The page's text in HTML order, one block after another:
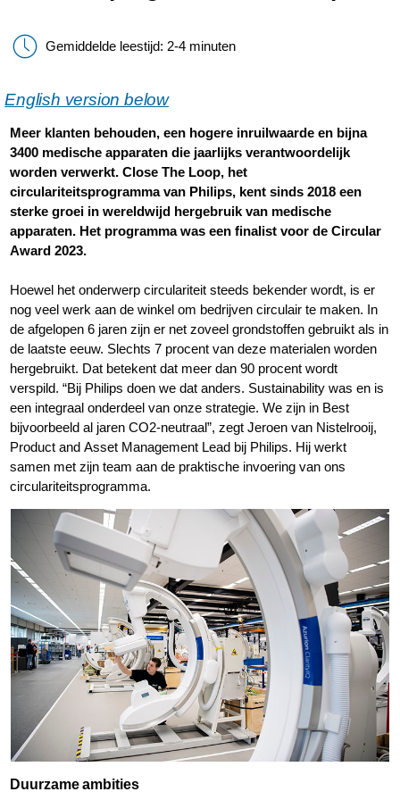
Gemiddelde leestijd: 2-4 minuten
English version below
Meer klanten behouden, een hogere inruilwaarde en bijna
3400 medische apparaten die jaarlijks verantwoordelijk
worden verwerkt. Close The Loop, het
circulariteitsprogramma van Philips, kent sinds 2018 een
sterke groei in wereldwijd hergebruik van medische
apparaten. Het programma was een finalist voor de Circular
Award 2023.
Hoewel het onderwerp circulariteit steeds bekender wordt, is er
nog veel werk aan de winkel om bedrijven circulair te maken. In
de afgelopen 6 jaren zijn er net zoveel grondstoffen gebruikt als in
de laatste eeuw. Slechts 7 procent van deze materialen worden
hergebruikt. Dat betekent dat meer dan 90 procent wordt
verspild. “Bij Philips doen we dat anders. Sustainability was en is
een integraal onderdeel van onze strategie. We zijn in Best
bijvoorbeeld al jaren CO2-neutraal”, zegt Jeroen van Nistelrooij,
Product and Asset Management Lead bij Philips. Hij werkt
samen met zijn team aan de praktische invoering van ons
circulariteitsprogramma.
Duurzame ambities